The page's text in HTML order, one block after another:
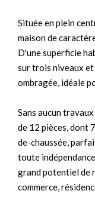
Située en plein
maison de
D'une superficie
sur trois niveaux et
ombragée, idéale
Sans aucun
de 12 pièces, dont
de-chaussée,
toute
grand potentiel de
commerce,